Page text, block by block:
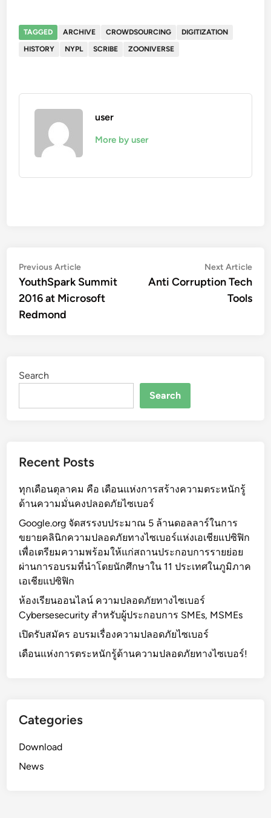
TAGGED ARCHIVE CROWDSOURCING
DIGITIZATION
HISTORY
NYPL SCRIBE ZOONIVERSE
user
More by user
Post
navigation
Previous ArticlePrevious
article:
YouthSpark Summit
2016 at Microsoft
Redmond
Next Article
Anti Corruption Tech
Tools
Search
Search
Recent Posts
ทุกเดือนตุลาคม คือ เดือนแห่งการสร้างความตระหนักรู้
ด้านความมั่นคงปลอดภัยไซเบอร์
Google.org จัดสรรงบประมาณ 5 ล้านดอลลาร์ในการ
ขยายคลินิกความปลอดภัยทางไซเบอร์แห่งเอเชียแปซิฟิก
เพื่อเตรียมความพร้อมให้แก่สถานประกอบการรายย่อย
ผ่านการอบรมที่นำโดยนักศึกษาใน 11 ประเทศในภูมิภาค
เอเชียแปซิฟิก
ห้องเรียนออนไลน์ ความปลอดภัยทางไซเบอร์
Cybersesecurity สำหรับผู้ประกอบการ SMEs, MSMEs
เปิดรับสมัคร อบรมเรื่องความปลอดภัยไซเบอร์
เดือนแห่งการตระหนักรู้ด้านความปลอดภัยทางไซเบอร์!
Categories
Download
News